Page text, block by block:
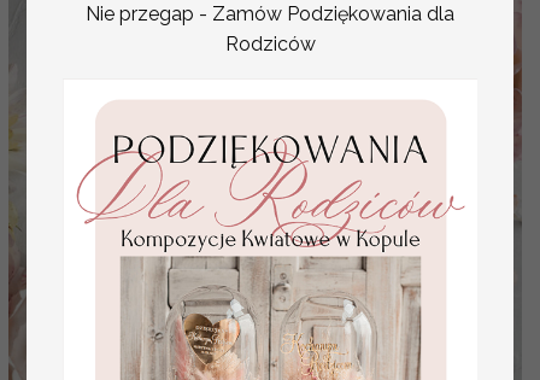
Nie przegap - Zamów Podziękowania dla
Rodziców